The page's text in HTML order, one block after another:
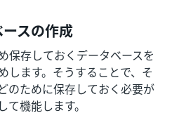
スの作成
保存しておくデータベースを
します。そうすることで、そ
のために保存しておく必要が
機能します。